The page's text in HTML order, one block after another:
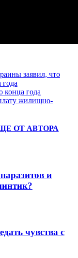
заявил, что
года
конца года
жилищно-
ОТ АВТОРА
и
чувства с